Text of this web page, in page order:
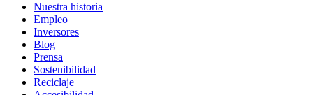
Nuestra historia
Empleo
Inversores
Blog
Prensa
Sostenibilidad
Reciclaje